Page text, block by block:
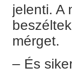
jelenti. A
mérget.
– És